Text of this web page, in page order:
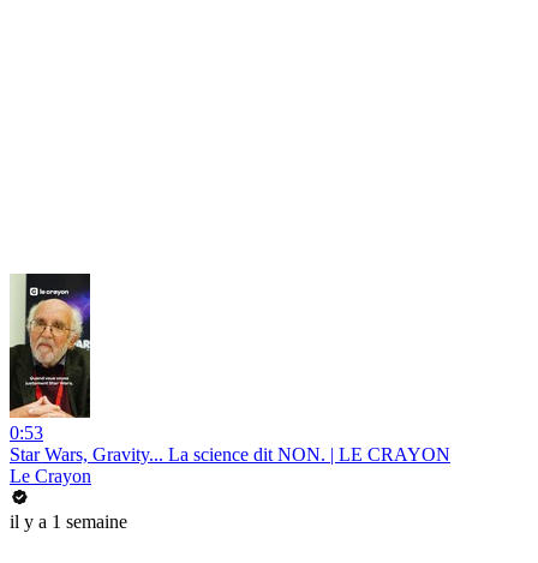
0:53
Star Wars, Gravity... La science dit NON. | LE CRAYON
Le Crayon
il y a 1 semaine